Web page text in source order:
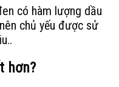
có hàm lượng dầu
chủ yếu được sử
hơn?